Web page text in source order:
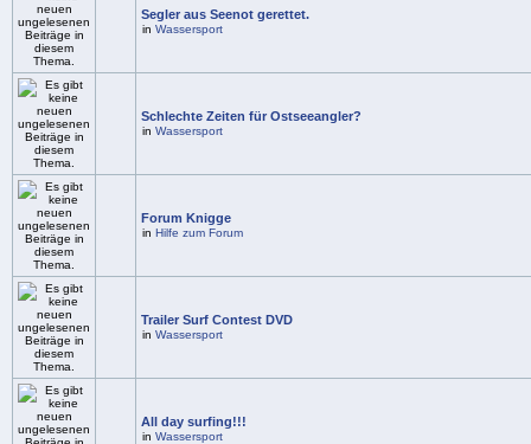
Segler aus Seenot gerettet.
in Wassersport
Schlechte Zeiten für Ostseeangler?
in Wassersport
Forum Knigge
in Hilfe zum Forum
Trailer Surf Contest DVD
in Wassersport
All day surfing!!!
in Wassersport